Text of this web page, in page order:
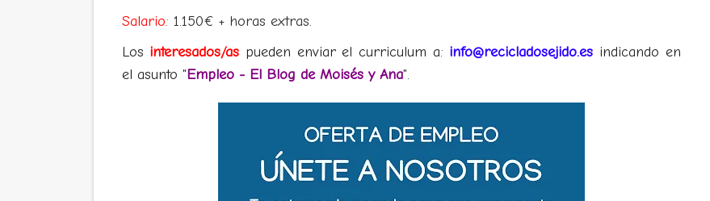
Salario: 1.150€ + horas extras.
Los interesados/as pueden enviar el curriculum a: info@recicladosejido.es indicando en
el asunto "Empleo - El Blog de Moisés y Ana".